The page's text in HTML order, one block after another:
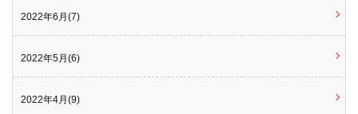
2022年6月(7)
2022年5月(6)
2022年4月(9)